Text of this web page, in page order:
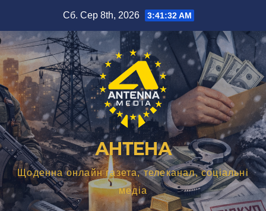
вмісту
Сб. Сер 8th, 2026 3:41:33 AM
АНТЕНА
Щоденна онлайн газета, телеканал, соціальні
медіа